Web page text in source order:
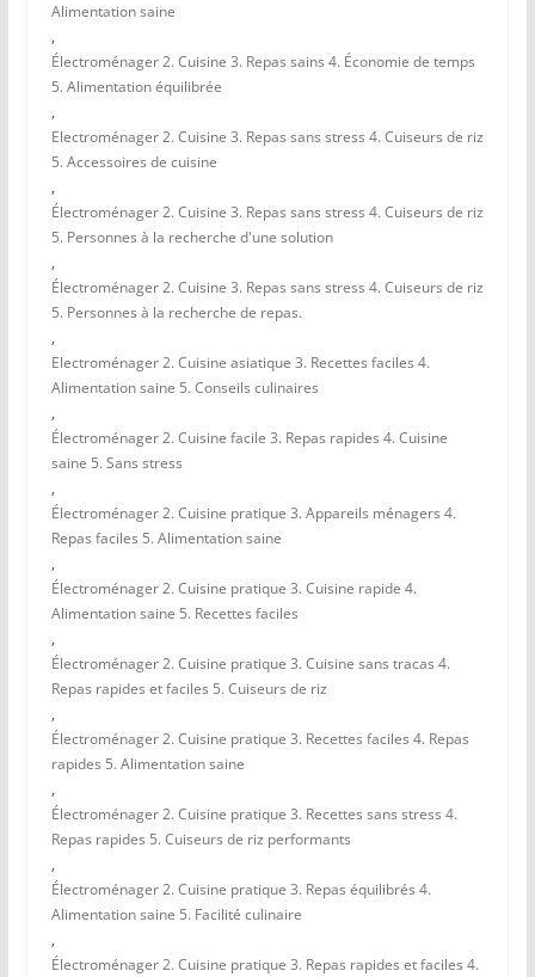
Alimentation saine
,
Électroménager 2. Cuisine 3. Repas sains 4. Économie de temps
5. Alimentation équilibrée
,
Electroménager 2. Cuisine 3. Repas sans stress 4. Cuiseurs de riz
5. Accessoires de cuisine
,
Électroménager 2. Cuisine 3. Repas sans stress 4. Cuiseurs de riz
5. Personnes à la recherche d'une solution
,
Électroménager 2. Cuisine 3. Repas sans stress 4. Cuiseurs de riz
5. Personnes à la recherche de repas.
,
Electroménager 2. Cuisine asiatique 3. Recettes faciles 4.
Alimentation saine 5. Conseils culinaires
,
Électroménager 2. Cuisine facile 3. Repas rapides 4. Cuisine
saine 5. Sans stress
,
Électroménager 2. Cuisine pratique 3. Appareils ménagers 4.
Repas faciles 5. Alimentation saine
,
Électroménager 2. Cuisine pratique 3. Cuisine rapide 4.
Alimentation saine 5. Recettes faciles
,
Électroménager 2. Cuisine pratique 3. Cuisine sans tracas 4.
Repas rapides et faciles 5. Cuiseurs de riz
,
Électroménager 2. Cuisine pratique 3. Recettes faciles 4. Repas
rapides 5. Alimentation saine
,
Électroménager 2. Cuisine pratique 3. Recettes sans stress 4.
Repas rapides 5. Cuiseurs de riz performants
,
Électroménager 2. Cuisine pratique 3. Repas équilibrés 4.
Alimentation saine 5. Facilité culinaire
,
Électroménager 2. Cuisine pratique 3. Repas rapides et faciles 4.